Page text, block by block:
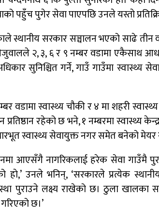
कांग्रेस जुम्लाका कोषाध्यक्ष पाण्डेको
पहुँच पुगेर सेवा पाएपछि उनले यस्ताे
स्थानीय सरकार सञ्चालन भएको साढे तीन
२, ३, ६ र ९ नम्बर वडामा एकैसाथ
सुनिश्चित गर्ने, गाउँ गाउँमा स्वास्थ्य
वडामा स्वास्थ्य चौकी र ४ मा शहरी
प्रतिष्ठान रहेको छ भने, १ नम्बरमा स्वास्थ्य
स्वास्थ्य सेवायुक्त नगर समेत बनेको
आएसँगै नागरिकलाई हरेक सेवा गाउँमै
हाे,’ उनले भनिन्, ‘सरकारले प्रत्येक
पुराउने लक्ष्य राखेको छ। ठुला खालका
छ।’